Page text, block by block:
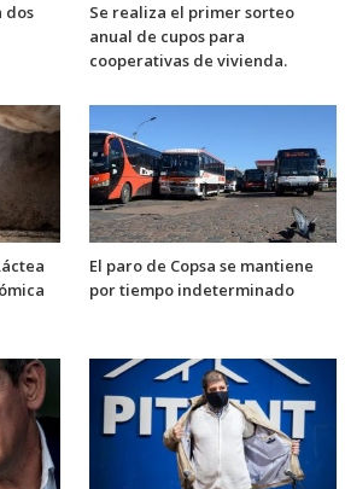
dos
Se realiza el primer sorteo
anual de cupos para
cooperativas de vivienda.
El paro de Copsa se mantiene
por tiempo indeterminado